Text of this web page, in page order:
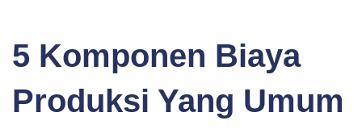
5 Komponen Biaya
Produksi Yang Umum